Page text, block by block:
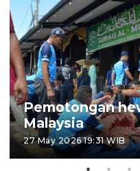
Pemotongan
Malaysia
27 May 2026 19:31 WIB